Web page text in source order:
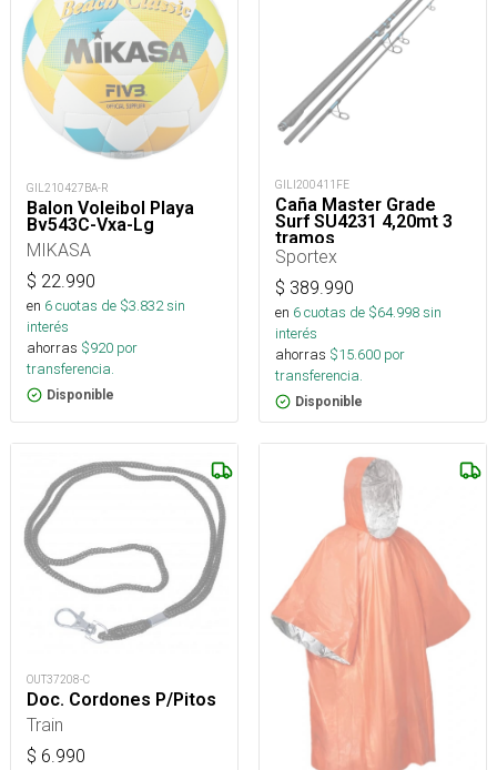
GIL210427BA-R
Balon Voleibol Playa
Bv543C-Vxa-Lg
MIKASA
$ 22.990
en 6cuotas de $3.832sin
interés
ahorras $920 por
transferencia.
Disponible
GILI200411FE
Caña Master Grade
Surf SU4231 4,20mt 3
tramos
Sportex
$ 389.990
en 6cuotas de $64.998sin
interés
ahorras $15.600 por
transferencia.
Disponible
OUT37208-C
Doc. Cordones P/Pitos
Train
$ 6.990